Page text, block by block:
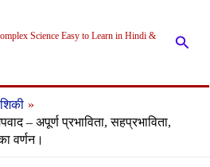
Science Easy to Learn in Hindi &
– अपूर्ण प्रभाविता, सहप्रभाविता,
वर्णन।